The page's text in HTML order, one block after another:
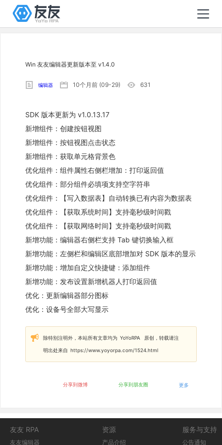
Win 友友编辑器更新版本至 v1.4.0
编辑器 10个月前 (09-29) 631
SDK 版本更新为 v1.0.13.17
新增组件：创建按钮视图
新增组件：按钮视图点击状态
新增组件：获取单元格背景色
优化组件：组件属性右侧栏增加：打印返回值
优化组件：部分组件必填项支持空字符串
优化组件：【写入数据表】自动转换已有内容为数据表
优化组件：【获取系统时间】支持毫秒级时间戳
优化组件：【获取网络时间】支持毫秒级时间戳
新增功能：编辑器右侧栏支持 Tab 键切换输入框
新增功能：左侧栏和编辑区底部增加对 SDK 版本的显示
新增功能：增加自定义快捷键：添加组件
新增功能：发布设置新增机器人打印返回值
优化：更新编辑器部分图标
优化：设备号全部大写显示
除特别注明外，本站所有文章均为 YoYoRPA 原创，转载请注
明出处来自 https://www.yoyorpa.com/1524.html
分享到微博 分享到朋友圈 更多
友友 RPA
友友编辑器
资源
产品介绍
服务与支持
公告通知